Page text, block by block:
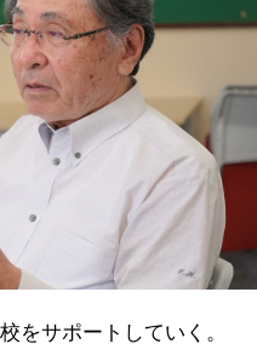
をサポートしていく。